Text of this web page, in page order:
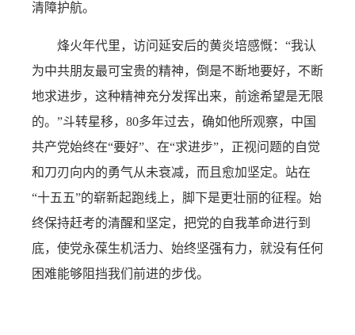
清障护航。
烽火年代里，访问延安后的黄炎培感慨：“我认
为中共朋友最可宝贵的精神，倒是不断地要好，不断
地求进步，这种精神充分发挥出来，前途希望是无限
的。”斗转星移，80多年过去，确如他所观察，中国
共产党始终在“要好”、在“求进步”，正视问题的自觉
和刀刃向内的勇气从未衰减，而且愈加坚定。站在
“十五五”的崭新起跑线上，脚下是更壮丽的征程。始
终保持赶考的清醒和坚定，把党的自我革命进行到
底，使党永葆生机活力、始终坚强有力，就没有任何
困难能够阻挡我们前进的步伐。